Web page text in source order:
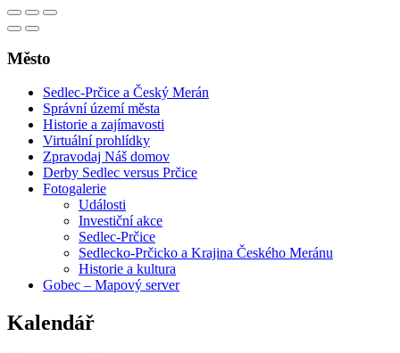
Město
Sedlec-Prčice a Český Merán
Správní území města
Historie a zajímavosti
Virtuální prohlídky
Zpravodaj Náš domov
Derby Sedlec versus Prčice
Fotogalerie
Události
Investiční akce
Sedlec-Prčice
Sedlecko-Prčicko a Krajina Českého Meránu
Historie a kultura
Gobec – Mapový server
Kalendář